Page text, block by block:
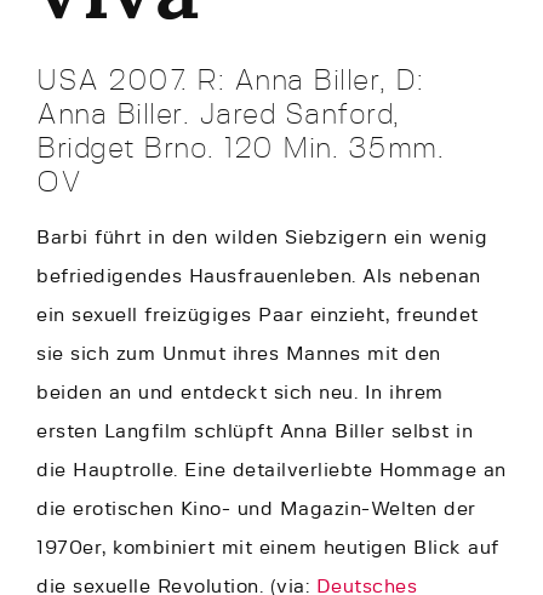
USA 2007. R: Anna Biller, D:
Anna Biller. Jared Sanford,
Bridget Brno. 120 Min. 35mm.
OV
Barbi führt in den wilden Siebzigern ein wenig
befriedigendes Hausfrauenleben. Als nebenan
ein sexuell freizügiges Paar einzieht, freundet
sie sich zum Unmut ihres Mannes mit den
beiden an und entdeckt sich neu. In ihrem
ersten Langfilm schlüpft Anna Biller selbst in
die Hauptrolle. Eine detailverliebte Hommage an
die erotischen Kino- und Magazin-Welten der
1970er, kombiniert mit einem heutigen Blick auf
die sexuelle Revolution. (via: Deutsches